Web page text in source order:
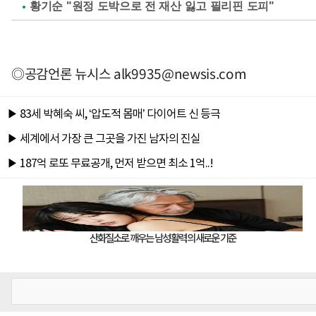
황기순 "원정 도박으로 전 재산 잃고 필리핀 도피"
◎공감언론 뉴시스alk9935@newsis.com